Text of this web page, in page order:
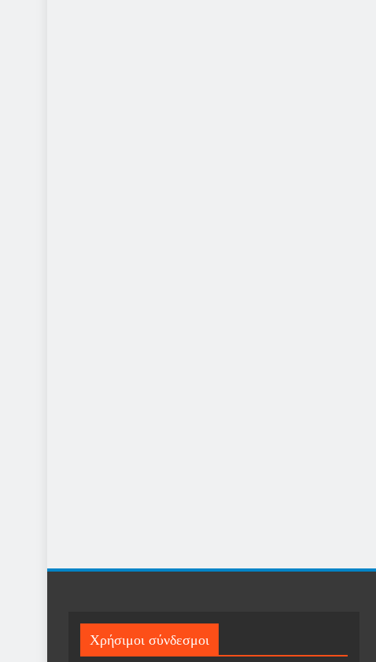
Χρήσιμοι σύνδεσμοι